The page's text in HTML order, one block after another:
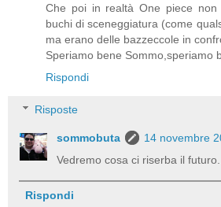
Che poi in realtà One piece
buchi di sceneggiatura (come
ma erano delle bazzeccole in
Speriamo bene Sommo,speriamo
Rispondi
Risposte
sommobuta
14 novembre
Vedremo cosa ci riserba il futuro.
Rispondi